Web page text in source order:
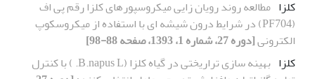
کلزا مطالعه روند رویان زایی میکروسپورهای کلزا رقم پی اف
(PF704) در شرایط درون شیشه ای با استفاده از میکروسکوپ
الکترونی[دوره 27، شماره 1، 1393، صفحه 88-98]
کلزا
بهینه سازی تراریختی در گیاه کلزا (B.napus L. ) با کنترل